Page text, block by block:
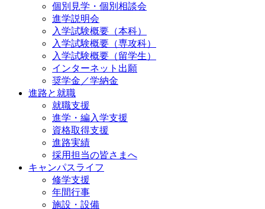
個別⾒学・個別相談会
進学説明会
入学試験概要（本科）
入学試験概要（専攻科）
入学試験概要（留学生）
インターネット出願
奨学金／学納金
進路と就職
就職支援
進学・編入学支援
資格取得⽀援
進路実績
採用担当の皆さまへ
キャンパスライフ
修学支援
年間行事
施設・設備